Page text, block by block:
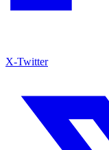
X-Twitter